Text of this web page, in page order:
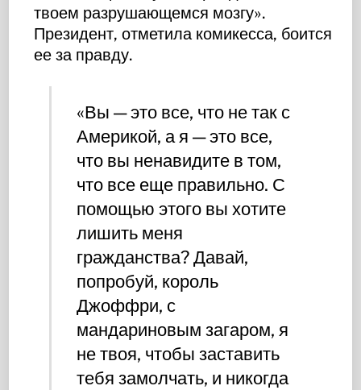
твоем разрушающемся мозгу».
Президент, отметила комикесса, боится
ее за правду.
«Вы — это все, что не так с
Америкой, а я — это все,
что вы ненавидите в том,
что все еще правильно. С
помощью этого вы хотите
лишить меня
гражданства? Давай,
попробуй, король
Джоффри, с
мандариновым загаром, я
не твоя, чтобы заставить
тебя замолчать, и никогда